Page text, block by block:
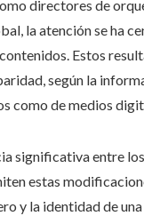
directores de
la atención se ha
Estos
según la
como de medios
significativa entre
estas
y la identidad de